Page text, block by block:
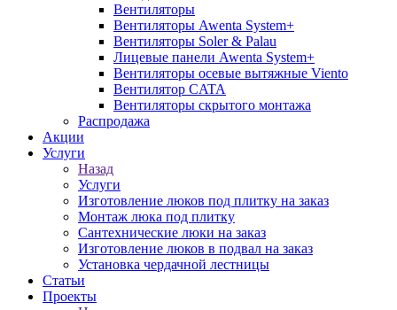
Вентиляторы
Вентиляторы Awenta System+
Вентиляторы Soler & Palau
Лицевые панели Awenta System+
Вентиляторы осевые вытяжные Viento
Вентилятор CATA
Вентиляторы скрытого монтажа
Распродажа
Акции
Услуги
Назад
Услуги
Изготовление люков под плитку на заказ
Монтаж люка под плитку
Сантехнические люки на заказ
Изготовление люков в подвал на заказ
Установка чердачной лестницы
Статьи
Проекты